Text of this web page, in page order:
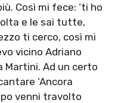
Così mi fece: ‘ti ho
e le sai tutte,
ti cerco, così mi
vicino Adriano
Martini. Ad un certo
‘Ancora
venni travolto